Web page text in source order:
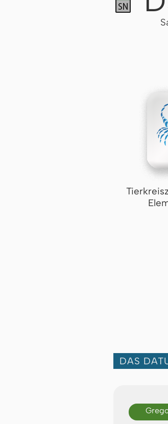
DAS